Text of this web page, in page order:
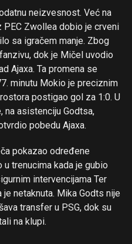
neizvesnost. Već na
PEC Zwollea dobio je crveni
sa igračem manje. Zbog
dok je Mičel uvodio
Ajaxa. Ta promena se
minutu Mokio je preciznim
postigao gol za 1:0. U
na asistenciju Godtsa,
pobedu Ajaxa.
pokazao određene
trenucima kada je gubio
intervencijama Ter
netaknuta. Mika Godts nije
transfer u PSG, dok su
na klupi.